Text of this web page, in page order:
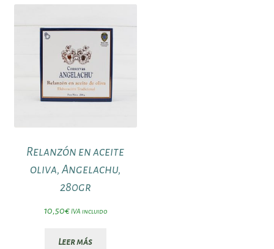
Relanzón en aceite
oliva, Angelachu,
280gr
10,50€ IVA incluido
Leer más